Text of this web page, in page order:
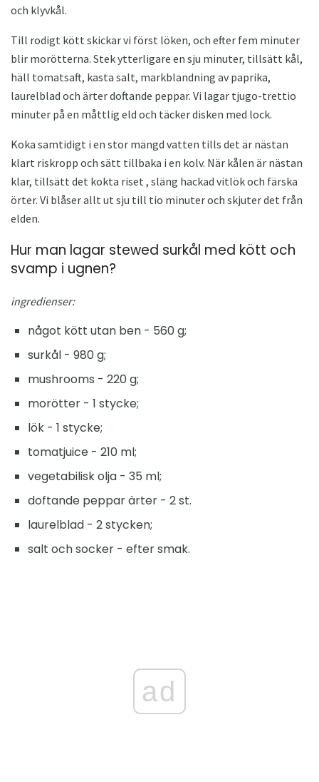
och klyvkål.
Till rodigt kött skickar vi först löken, och efter fem minuter
blir morötterna. Stek ytterligare en sju minuter, tillsätt kål,
häll tomatsaft, kasta salt, markblandning av paprika,
laurelblad och ärter doftande peppar. Vi lagar tjugo-trettio
minuter på en måttlig eld och täcker disken med lock.
Koka samtidigt i en stor mängd vatten tills det är nästan
klart riskropp och sätt tillbaka i en kolv. När kålen är nästan
klar, tillsätt det kokta riset , släng hackad vitlök och färska
örter. Vi blåser allt ut sju till tio minuter och skjuter det från
elden.
Hur man lagar stewed surkål med kött och
svamp i ugnen?
ingredienser:
något kött utan ben - 560 g;
surkål - 980 g;
mushrooms - 220 g;
morötter - 1 stycke;
lök - 1 stycke;
tomatjuice - 210 ml;
vegetabilisk olja - 35 ml;
doftande peppar ärter - 2 st.
laurelblad - 2 stycken;
salt och socker - efter smak.
ad